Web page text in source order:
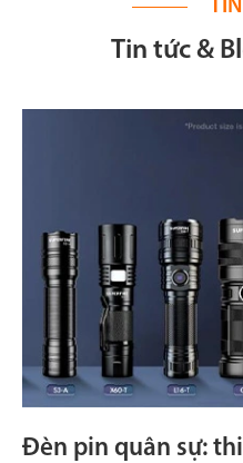
Tin tức &
Đèn pin quân sự: